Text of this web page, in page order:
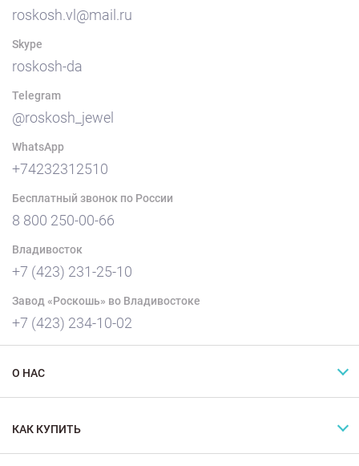
roskosh.vl@mail.ru
Skype
roskosh-da
Telegram
@roskosh_jewel
WhatsApp
+74232312510
Бесплатный звонок по России
8 800 250-00-66
Владивосток
+7 (423) 231-25-10
Завод «Роскошь» во Владивостоке
+7 (423) 234-10-02
О НАС
КАК КУПИТЬ